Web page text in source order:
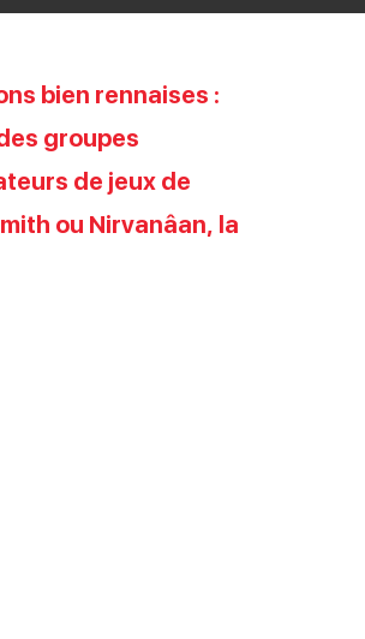
bien rennaises :
groupes
de jeux de
ou Nirvanâan, la